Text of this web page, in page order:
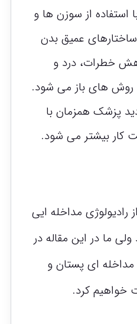
از سوزن ها و
عمیق بدن
خطرات، درد و
روش های باز می شود.
پزشک همزمان با
کار بیشتر می شود.
رادیولوژی مداخله ایی
ما در این مقاله در
مداخله ای پستان و
خواهیم کرد.